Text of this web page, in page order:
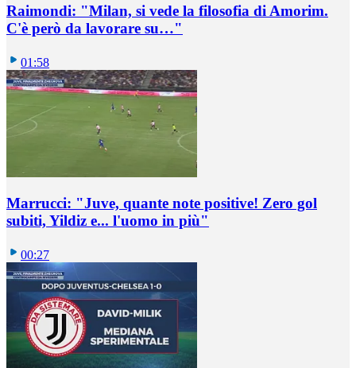
Raimondi: "Milan, si vede la filosofia di Amorim.
C'è però da lavorare su…"
01:58
Marrucci: "Juve, quante note positive! Zero gol
subiti, Yildiz e... l'uomo in più"
00:27